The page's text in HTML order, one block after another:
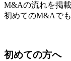
M&Aの流れを掲
初めてのM&Aで
初めての方へ